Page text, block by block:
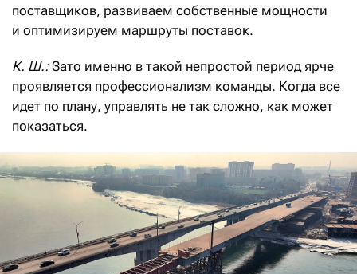
поставщиков, развиваем собственные мощности
и оптимизируем маршруты поставок.
К. Ш.:Зато именно в такой непростой период ярче
проявляется профессионализм команды. Когда все
идет по плану, управлять не так сложно, как может
показаться.